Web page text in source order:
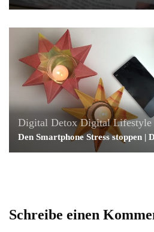
Digital Detox Digital Lifestyle
Den Smartphone Stress stoppen |
Schreibe einen